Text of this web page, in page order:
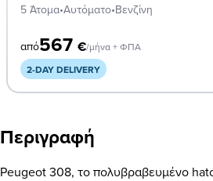
5 Άτομα•Αυτόματο•Βενζίνη
από567 €/μήνα + ΦΠΑ
2-DAY DELIVERY
Περιγραφή
Peugeot 308, το πολυβραβευμένο